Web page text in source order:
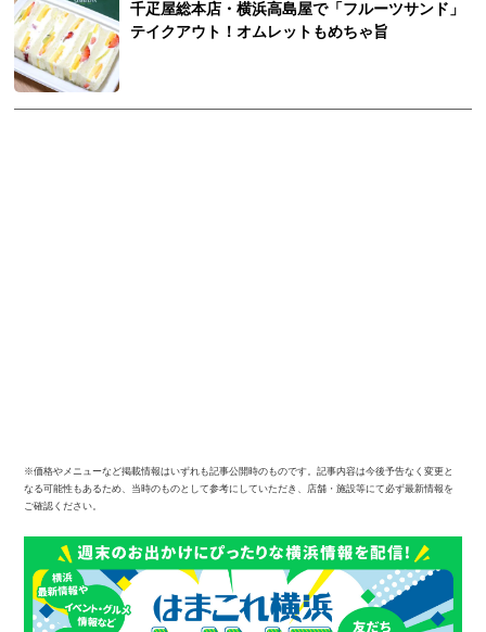
千疋屋総本店・横浜高島屋で「フルーツサンド」
テイクアウト！オムレットもめちゃ旨
※価格やメニューなど掲載情報はいずれも記事公開時のものです。記事内容は今後予告なく変更と
なる可能性もあるため、当時のものとして参考にしていただき、店舗・施設等にて必ず最新情報を
ご確認ください。